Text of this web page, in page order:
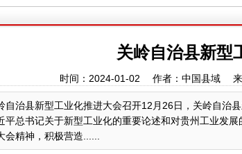
关岭自治县新型
时间：2024-01-02 作者：中国县域 来
自治县新型工业化推进大会召开12月26日，关岭自治
平总书记关于新型工业化的重要论述和对贵州工业发
会精神，积极营造......